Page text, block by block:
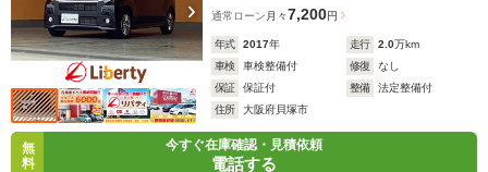
通常ローン 月々7,200円
年式 2017年 走行 2.0万km
車検
車検整備付 修復
なし
保証
保証付 整備
法定整備付
住所
大阪府貝塚市
無
料
今すぐ在庫確認・見積依頼
電話する